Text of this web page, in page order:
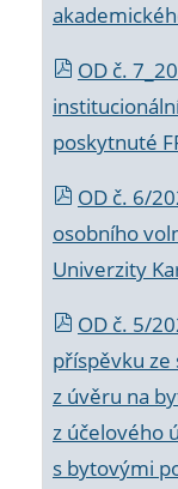
OD č.
poskytnuté
OD č. 6/
osobního
Univerzity
OD č. 5/
příspěvku
z úvěru na
z účelového
s bytovými